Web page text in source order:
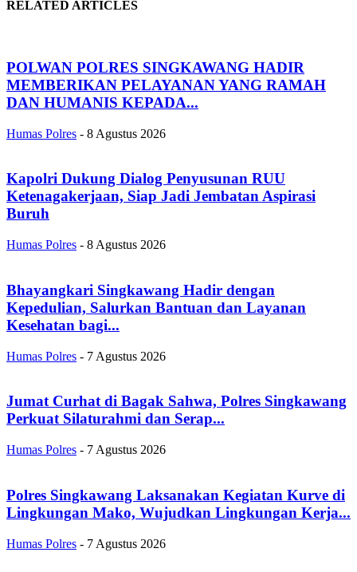
RELATED ARTICLES
POLWAN POLRES SINGKAWANG HADIR
MEMBERIKAN PELAYANAN YANG RAMAH
DAN HUMANIS KEPADA...
Humas Polres - 8 Agustus 2026
Kapolri Dukung Dialog Penyusunan RUU
Ketenagakerjaan, Siap Jadi Jembatan Aspirasi
Buruh
Humas Polres - 8 Agustus 2026
Bhayangkari Singkawang Hadir dengan
Kepedulian, Salurkan Bantuan dan Layanan
Kesehatan bagi...
Humas Polres - 7 Agustus 2026
Jumat Curhat di Bagak Sahwa, Polres Singkawang
Perkuat Silaturahmi dan Serap...
Humas Polres - 7 Agustus 2026
Polres Singkawang Laksanakan Kegiatan Kurve di
Lingkungan Mako, Wujudkan Lingkungan Kerja...
Humas Polres - 7 Agustus 2026